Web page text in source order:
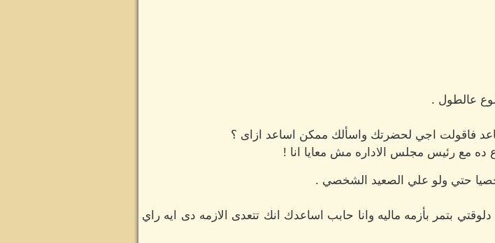
عالطول .
فاقولت اجي لحضرتك واسألك ممكن اساعد ازاى ؟
مع رئيس مجلس الاداره مش معايا انا !
حتي ولو علي الصعيد الشخصي .
بتمر بأزمه ماليه وانا حابب اساعدك انك تتعدى الازمه دى ايه راي